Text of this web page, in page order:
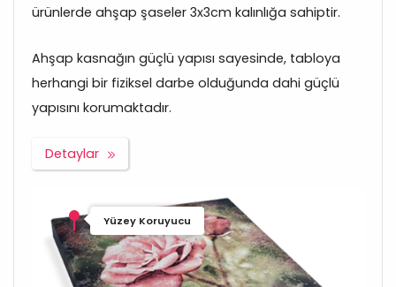
ürünlerde ahşap şaseler 3x3cm kalınlığa sahiptir.
Ahşap kasnağın güçlü yapısı sayesinde, tabloya
herhangi bir fiziksel darbe olduğunda dahi güçlü
yapısını korumaktadır.
Detaylar
Yüzey Koruyucu